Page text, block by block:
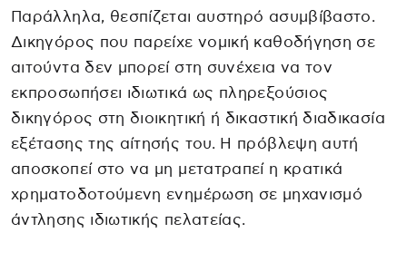
Παράλληλα, θεσπίζεται αυστηρό ασυμβίβαστο.
Δικηγόρος που παρείχε νομική καθοδήγηση σε
αιτούντα δεν μπορεί στη συνέχεια να τον
εκπροσωπήσει ιδιωτικά ως πληρεξούσιος
δικηγόρος στη διοικητική ή δικαστική διαδικασία
εξέτασης της αίτησής του. Η πρόβλεψη αυτή
αποσκοπεί στο να μη μετατραπεί η κρατικά
χρηματοδοτούμενη ενημέρωση σε μηχανισμό
άντλησης ιδιωτικής πελατείας.